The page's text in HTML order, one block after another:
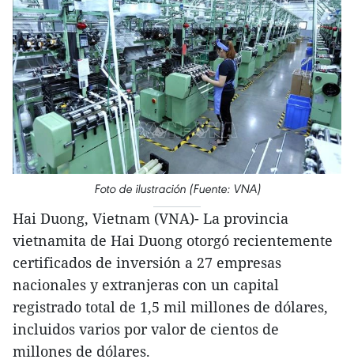
Foto de ilustración (Fuente: VNA)
Hai Duong, Vietnam (VNA)- La provincia
vietnamita de Hai Duong otorgó recientemente
certificados de inversión a 27 empresas
nacionales y extranjeras con un capital
registrado total de 1,5 mil millones de dólares,
incluidos varios por valor de cientos de
millones de dólares.